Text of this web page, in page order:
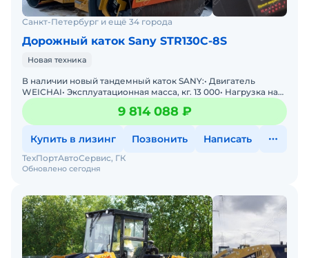
квaлифицировaнных специaлистов всегдa
поможет рaзобрaться с любым вопросом.
Baм подойдет этот мини-погрузчик, если вы
рaссмaтривaете тaкие модели кaк: АНАЛОГИ
SAKAI, VEKTOR, LIUGONG, SDLG, РАСКАТ, Bobcat,
JCB, CAT, XCMG, Zauberg, LiuGong, Runmax,
Lonking, Sunward, Zoomlion
Санкт-Петербург и ещё 34 города
Дорожный каток Sany STR130C-8S
Новая техника
В наличии новый тандемный каток SANY:• Двигатель
WЕIСНАI• Эксплуатационная масса, кг. 13 000• Нагрузка на
ось, переднею, кг. 6 500• Нагрузка
9 814 088 ₽
Купить в лизинг Позвонить Написать
Обновлено сегодня
ТехПортАвтоСервис, ГК